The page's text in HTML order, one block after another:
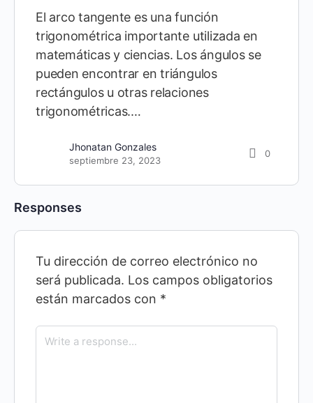
El arco tangente es una función
trigonométrica importante utilizada en
matemáticas y ciencias. Los ángulos se
pueden encontrar en triángulos
rectángulos u otras relaciones
trigonométricas.…
Jhonatan Gonzales
septiembre 23, 2023
0
Responses
Tu dirección de correo electrónico no
será publicada. Los campos obligatorios
están marcados con *